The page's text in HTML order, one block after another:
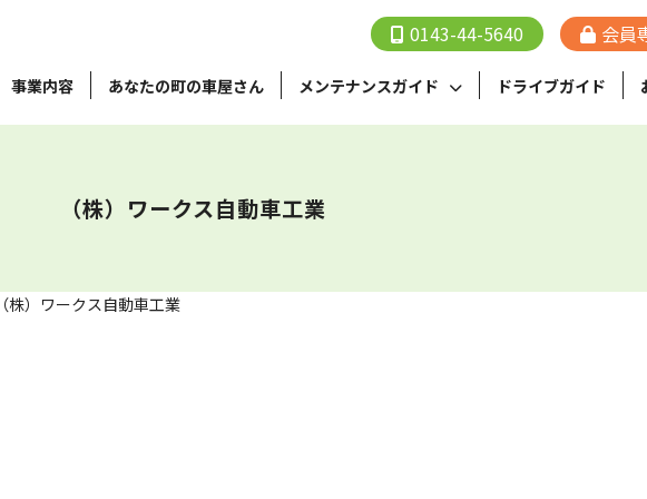
0143-44-5640 会員
事業内容 あなたの町の⾞屋さん メンテナンスガイド ドライブガイド
（株）ワークス自動車工業
（株）ワークス自動車工業